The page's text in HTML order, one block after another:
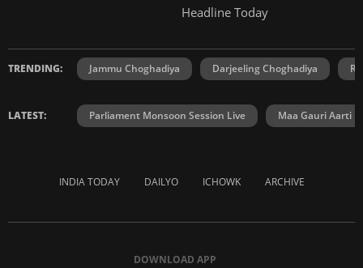
Headline Today
TRENDING: Jammu Choghadiya Darjeeling Choghadiya
LATEST: Parliament Monsoon Session Live Maa Gauri Aarti
INDIA TODAY DAILYO ICHOWK ARCHIVE
DOWNLOAD APP